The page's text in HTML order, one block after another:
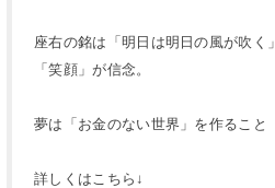
座右の銘は「明日は明日の風が吹く」
「笑顔」が信念。
夢は「お金のない世界」を作ること
詳しくはこちら↓